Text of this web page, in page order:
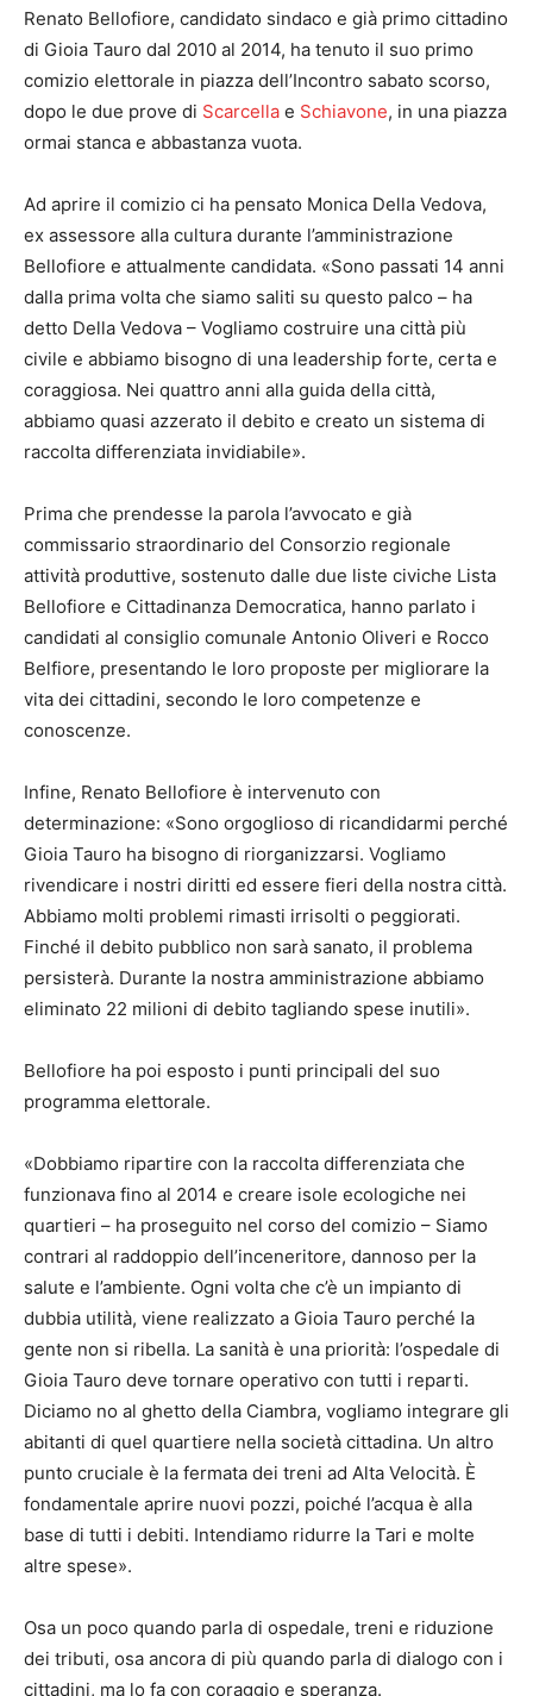
Renato Bellofiore, candidato sindaco e già primo cittadino
di Gioia Tauro dal 2010 al 2014, ha tenuto il suo primo
comizio elettorale in piazza dell’Incontro sabato scorso,
dopo le due prove di Scarcella e Schiavone, in una piazza
ormai stanca e abbastanza vuota.
Ad aprire il comizio ci ha pensato Monica Della Vedova,
ex assessore alla cultura durante l’amministrazione
Bellofiore e attualmente candidata. «Sono passati 14 anni
dalla prima volta che siamo saliti su questo palco – ha
detto Della Vedova – Vogliamo costruire una città più
civile e abbiamo bisogno di una leadership forte, certa e
coraggiosa. Nei quattro anni alla guida della città,
abbiamo quasi azzerato il debito e creato un sistema di
raccolta differenziata invidiabile».
Prima che prendesse la parola l’avvocato e già
commissario straordinario del Consorzio regionale
attività produttive, sostenuto dalle due liste civiche Lista
Bellofiore e Cittadinanza Democratica, hanno parlato i
candidati al consiglio comunale Antonio Oliveri e Rocco
Belfiore, presentando le loro proposte per migliorare la
vita dei cittadini, secondo le loro competenze e
conoscenze.
Infine, Renato Bellofiore è intervenuto con
determinazione: «Sono orgoglioso di ricandidarmi perché
Gioia Tauro ha bisogno di riorganizzarsi. Vogliamo
rivendicare i nostri diritti ed essere fieri della nostra città.
Abbiamo molti problemi rimasti irrisolti o peggiorati.
Finché il debito pubblico non sarà sanato, il problema
persisterà. Durante la nostra amministrazione abbiamo
eliminato 22 milioni di debito tagliando spese inutili».
Bellofiore ha poi esposto i punti principali del suo
programma elettorale.
«Dobbiamo ripartire con la raccolta differenziata che
funzionava fino al 2014 e creare isole ecologiche nei
quartieri – ha proseguito nel corso del comizio – Siamo
contrari al raddoppio dell’inceneritore, dannoso per la
salute e l’ambiente. Ogni volta che c’è un impianto di
dubbia utilità, viene realizzato a Gioia Tauro perché la
gente non si ribella. La sanità è una priorità: l’ospedale di
Gioia Tauro deve tornare operativo con tutti i reparti.
Diciamo no al ghetto della Ciambra, vogliamo integrare gli
abitanti di quel quartiere nella società cittadina. Un altro
punto cruciale è la fermata dei treni ad Alta Velocità. È
fondamentale aprire nuovi pozzi, poiché l’acqua è alla
base di tutti i debiti. Intendiamo ridurre la Tari e molte
altre spese».
Osa un poco quando parla di ospedale, treni e riduzione
dei tributi, osa ancora di più quando parla di dialogo con i
cittadini, ma lo fa con coraggio e speranza.